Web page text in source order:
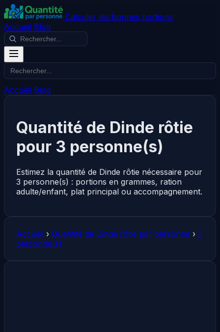
Calculer les bonnes portions
Accueil Blog
Accueil Blog
Quantité de Dinde rôtie
pour 3 personne(s)
Estimez la quantité de Dinde rôtie nécessaire pour
3 personne(s) : portions en grammes, ration
adulte/enfant, plat principal ou accompagnement.
Accueil › Quantité de Dinde rôtie par personne › 3
personne(s)